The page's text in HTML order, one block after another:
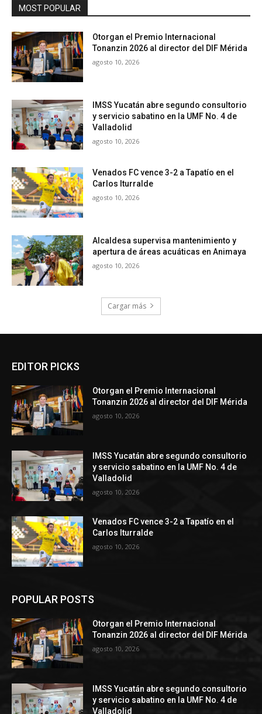
MOST POPULAR
Otorgan el Premio Internacional
Tonanzin 2026 al director del DIF Mérida
agosto 10, 2026
IMSS Yucatán abre segundo consultorio
y servicio sabatino en la UMF No. 4 de
Valladolid
agosto 10, 2026
Venados FC vence 3-2 a Tapatío en el
Carlos Iturralde
agosto 10, 2026
Alcaldesa supervisa mantenimiento y
apertura de áreas acuáticas en Animaya
agosto 10, 2026
Cargar más
EDITOR PICKS
Otorgan el Premio Internacional
Tonanzin 2026 al director del DIF Mérida
agosto 10, 2026
IMSS Yucatán abre segundo consultorio
y servicio sabatino en la UMF No. 4 de
Valladolid
agosto 10, 2026
Venados FC vence 3-2 a Tapatío en el
Carlos Iturralde
agosto 10, 2026
POPULAR POSTS
Otorgan el Premio Internacional
Tonanzin 2026 al director del DIF Mérida
agosto 10, 2026
IMSS Yucatán abre segundo consultorio
y servicio sabatino en la UMF No. 4 de
Valladolid